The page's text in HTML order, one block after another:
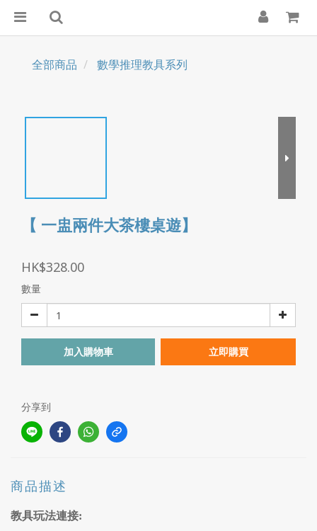
全部商品 數學推理教具系列
【 一盅兩件大茶樓桌遊】
HK$328.00
數量
加入購物車 立即購買
分享到
商品描述
教具玩法連接: